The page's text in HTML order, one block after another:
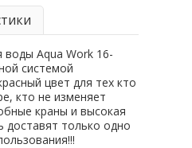
водыAqua Work 16-
системой
цвет для тех кто
кто не изменяет
краны и высокая
доставят только одно